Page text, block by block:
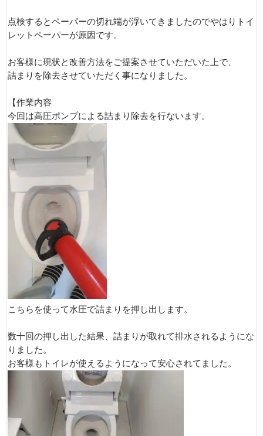
点検するとペーパーの切れ端が浮いてきましたのでやはりトイ
レットペーパーが原因です。
お客様に現状と改善方法をご提案させていただいた上で、
詰まりを除去させていただく事になりました。
【作業内容
今回は高圧ポンプによる詰まり除去を行ないます。
こちらを使って水圧で詰まりを押し出します。
数十回の押し出した結果、詰まりが取れて排水されるようにな
りました。
お客様もトイレが使えるようになって安心されてました。